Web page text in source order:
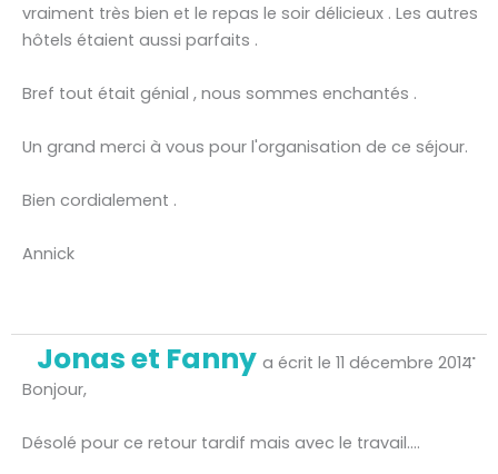
vraiment très bien et le repas le soir délicieux . Les autres
hôtels étaient aussi parfaits .
Bref tout était génial , nous sommes enchantés .
Un grand merci à vous pour l'organisation de ce séjour.
Bien cordialement .
Annick
Jonas et Fanny a écrit le 11 décembre 2014
Bonjour,
Désolé pour ce retour tardif mais avec le travail….
...